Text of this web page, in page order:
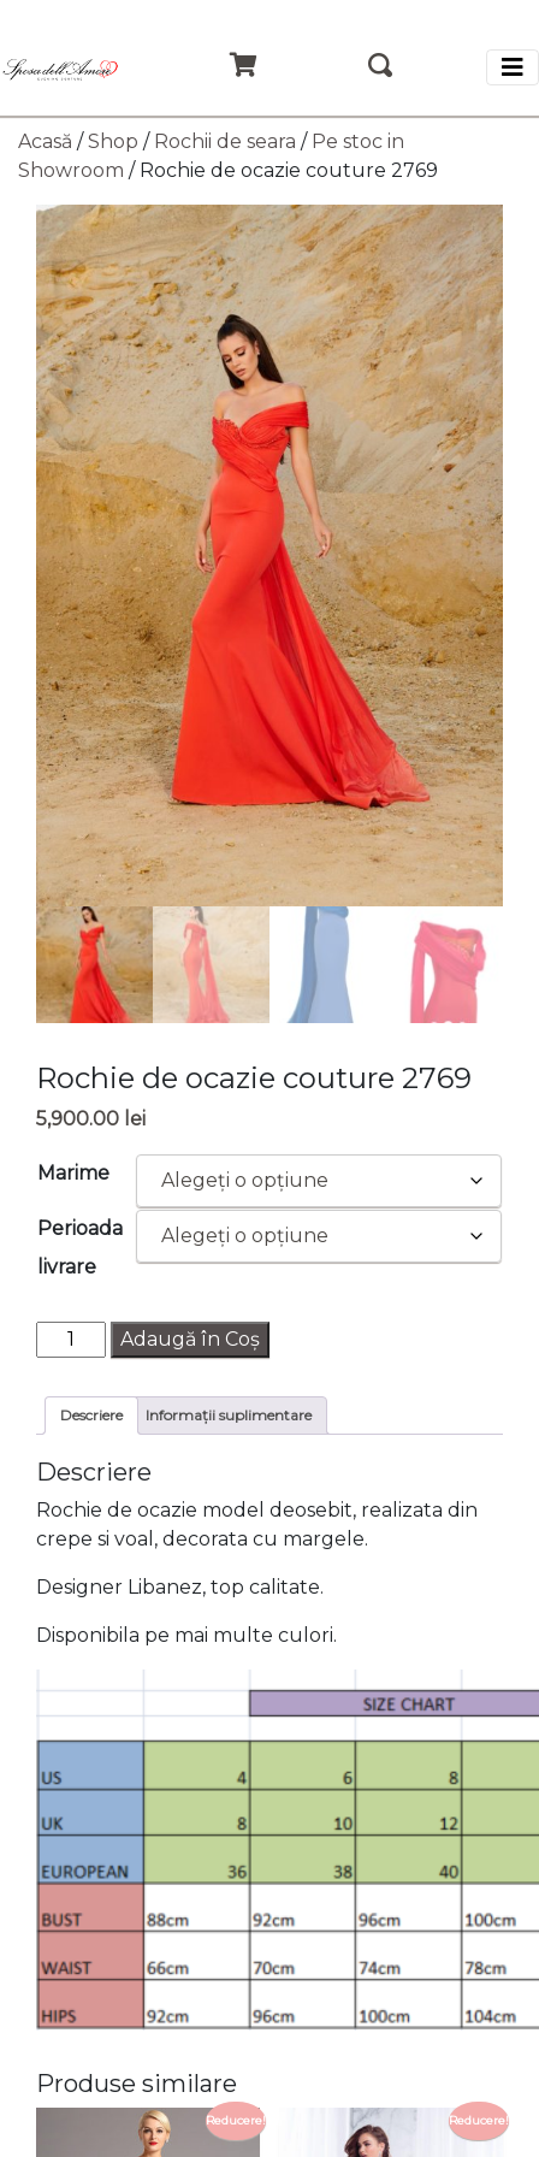
Acasă /Shop / Rochii de seara / Pe stoc in
Showroom / Rochie de ocazie couture 2769
Rochie de ocazie couture 2769
5,900.00 lei
Marime
Perioada
livrare
Cantitate
Rochie
de
ocazie
2769
Adaugă în Coș
Descriere Informații suplimentare
Descriere
Rochie de ocazie model deosebit, realizata din
crepe si voal, decorata cu margele.
Designer Libanez, top calitate.
Disponibila pe mai multe culori.
Produse similare
Reducere! Reducere!